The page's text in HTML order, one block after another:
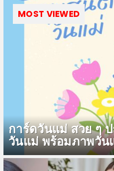
MOST VIEWED
การ์ดวันแม่ สวย ๆ
วันแม่ พร้อมภาพวัน